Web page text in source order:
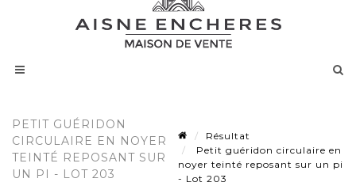
PETIT GUÉRIDON
CIRCULAIRE EN NOYER
TEINTÉ REPOSANT SUR
UN PI - LOT 203
Résultat
Petit guéridon circulaire en
noyer teinté reposant sur un pi
- Lot 203